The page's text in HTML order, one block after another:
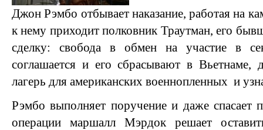
Джон Рэмбо отбывает наказание, работая на
к нему приходит полковник Траутман, его
сделку: свобода в обмен на участие в
соглашается и его сбрасывают в Вьетнаме,
лагерь для американских военнопленных и
Рэмбо выполняет поручение и даже спасает
операции маршалл Мэрдок решает